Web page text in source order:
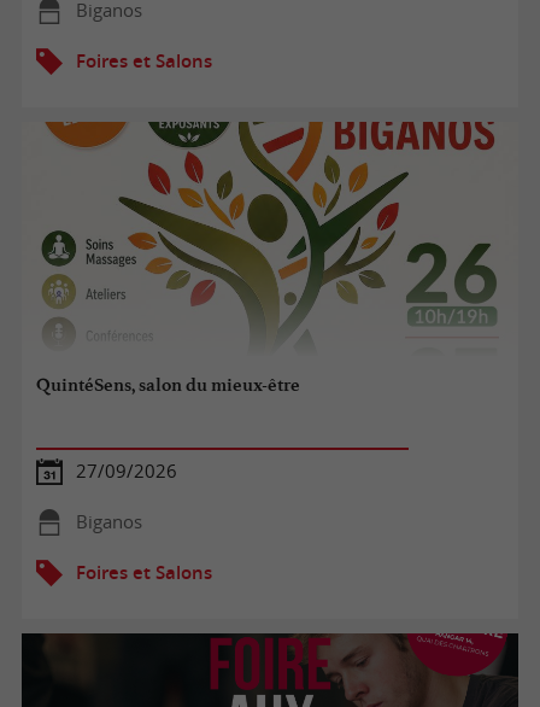
Biganos
Foires et Salons
QuintéSens, salon du mieux-être
27/09/2026
Biganos
Foires et Salons